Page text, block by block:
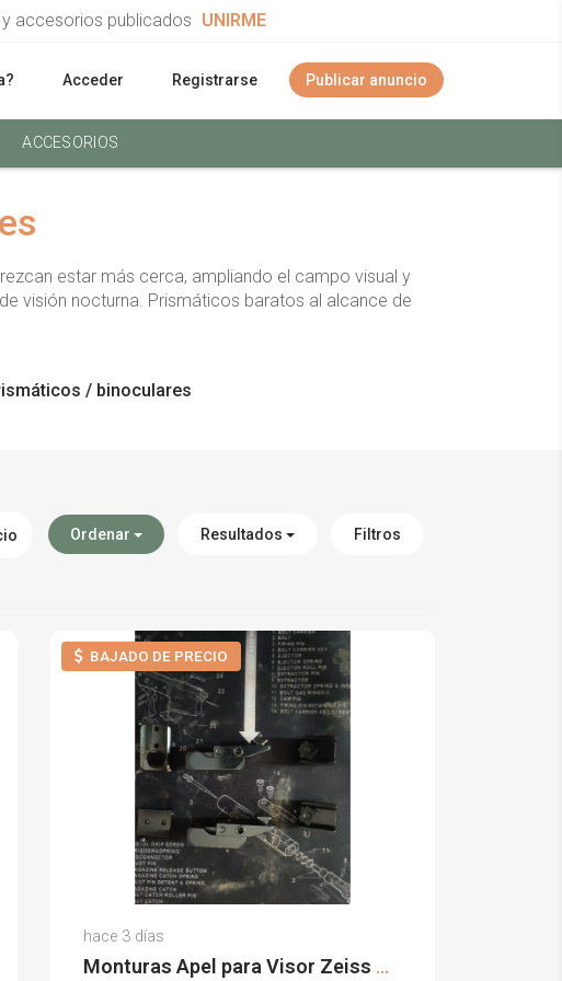
accesorios publicados UNIRME
Acceder Registrarse Publicar anuncio
ACCESORIOS
estar más cerca, ampliando el campo visual y
visión nocturna. Prismáticos baratos al alcance de
/ binoculares
Ordenar Resultados Filtros
BAJADO DE PRECIO
Jose A.
(0)
hace 3 días
Monturas Apel para Visor Zeiss Carril